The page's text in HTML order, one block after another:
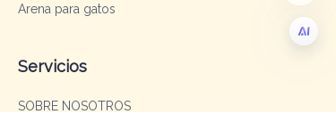
Arena para gatos
Servicios
SOBRE NOSOTROS